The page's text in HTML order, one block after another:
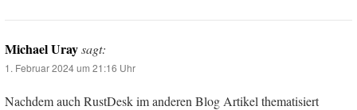
Michael Uraysagt:
1. Februar 2024 um 21:16 Uhr
Nachdem auch RustDesk im anderen Blog Artikel thematisiert